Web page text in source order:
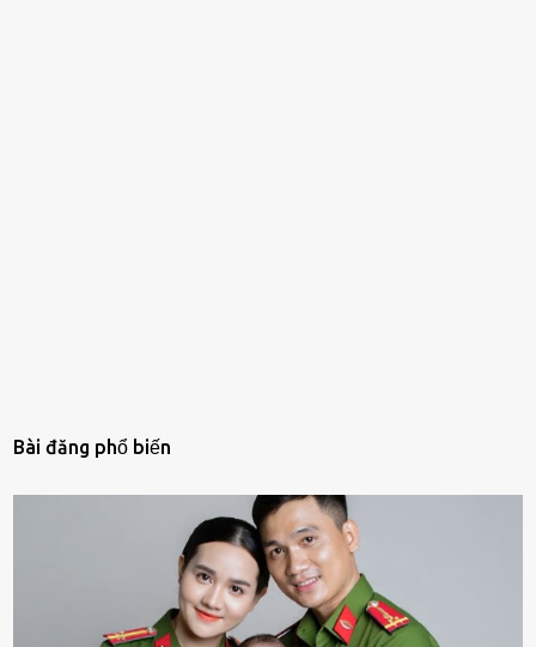
Bài đăng phổ biến